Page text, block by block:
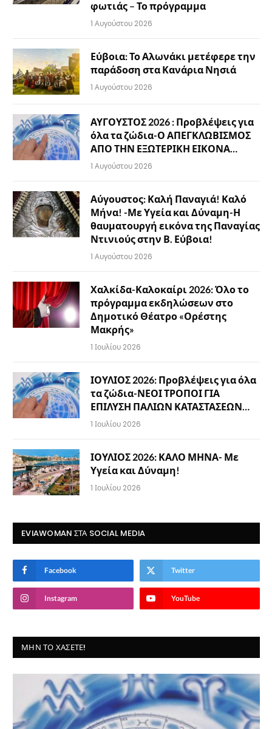
φωτιάς – Το πρόγραμμα
1 Αυγούστου 2026
Εύβοια: Το Αλωνάκι μετέφερε την
παράδοση στα Κανάρια Νησιά
1 Αυγούστου 2026
ΑΥΓΟΥΣΤΟΣ 2026 : Προβλέψεις για
όλα τα ζώδια-Ο ΑΠΕΓΚΛΩΒΙΣΜΟΣ
ΑΠΟ ΤΗΝ ΕΞΩΤΕΡΙΚΗ ΕΙΚΟΝΑ…
1 Αυγούστου 2026
Αύγουστος: Καλή Παναγιά! Καλό
Μήνα! -Με Υγεία και Δύναμη-Η
θαυματουργή εικόνα της Παναγίας
Ντινιούς στην Β. Εύβοια!
1 Αυγούστου 2026
Χαλκίδα-Καλοκαίρι 2026: Όλο το
πρόγραμμα εκδηλώσεων στο
Δημοτικό Θέατρο «Ορέστης
Μακρής»
1 Ιουλίου 2026
ΙΟΥΛΙΟΣ 2026: Προβλέψεις για όλα
τα ζώδια-ΝΕΟΙ ΤΡΟΠΟΙ ΓΙΑ
ΕΠΙΛΥΣΗ ΠΑΛΙΩΝ ΚΑΤΑΣΤΑΣΕΩΝ…
1 Ιουλίου 2026
ΙΟΥΛΙΟΣ 2026: ΚΑΛΟ ΜΗΝΑ- Με
Υγεία και Δύναμη!
1 Ιουλίου 2026
EVIAWOMAN ΣΤΑ SOCIAL MEDIA
Facebook Twitter
Instagram YouTube
ΜΗΝ ΤΟ ΧΆΣΕΤΕ!